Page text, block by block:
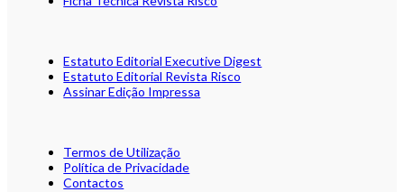
Estatuto Editorial Executive Digest
Estatuto Editorial Revista Risco
Assinar Edição Impressa
Termos de Utilização
Política de Privacidade
Contactos